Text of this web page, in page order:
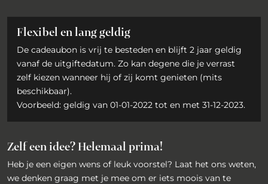
Flexibel en lang geldig
De cadeaubon is vrij te besteden en blijft 2 jaar geldig
vanaf de uitgiftedatum. Zo kan degene die je verrast
zelf kiezen wanneer hij of zij komt genieten (mits
beschikbaar).
Voorbeeld: geldig van 01-01-2022 tot en met 31-12-2023.
Zelf een idee? Helemaal prima!
Heb je een eigen wens of leuk voorstel? Laat het ons weten,
we denken graag met je mee om er iets moois van te